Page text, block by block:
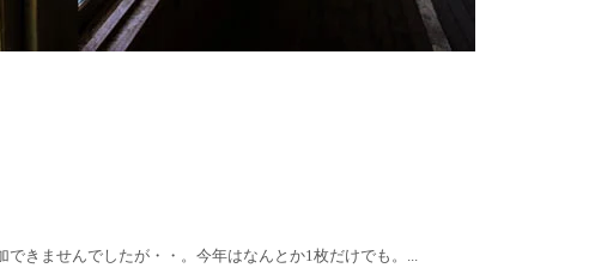
できませんでしたが・・。今年はなんとか1枚だけでも。...